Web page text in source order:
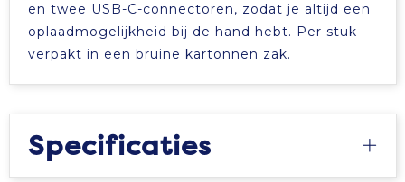
en twee USB-C-connectoren, zodat je altijd een
oplaadmogelijkheid bij de hand hebt. Per stuk
verpakt in een bruine kartonnen zak.
Specificaties